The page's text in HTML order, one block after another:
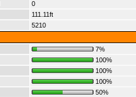
0
111.11ft
5210
7%
100%
100%
100%
50%